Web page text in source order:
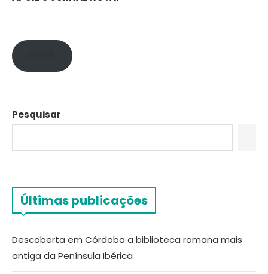
Pesquisar
Últimas publicações
Descoberta em Córdoba a biblioteca romana mais
antiga da Península Ibérica